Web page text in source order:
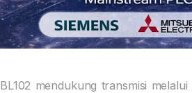
BL102 mendukung transmisi melalui